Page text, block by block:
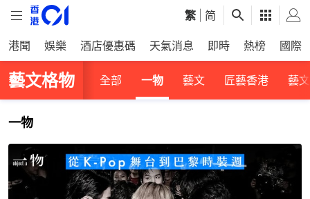
繁 简
港聞 娛樂 酒店優惠碼 天氣消息 即時 熱榜 國際
藝文格物 全部 一物 藝文 匠藝香港 藝
一物